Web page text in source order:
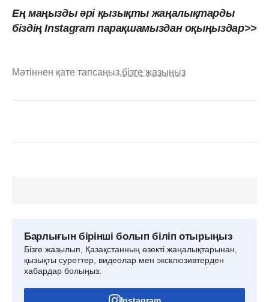
Ең маңызды әрі қызықты жаңалықтарды
біздің Instagram парақшамыздан оқыңыздар>>
Мәтіннен қате тапсаңыз,бізге жазыңыз
Барлығын бірінші болып біліп отырыңыз
Бізге жазылып, Қазақстанның өзекті жаңалықтарынан,
қызықты суреттер, видеолар мен эксклюзивтерден
хабардар болыңыз.